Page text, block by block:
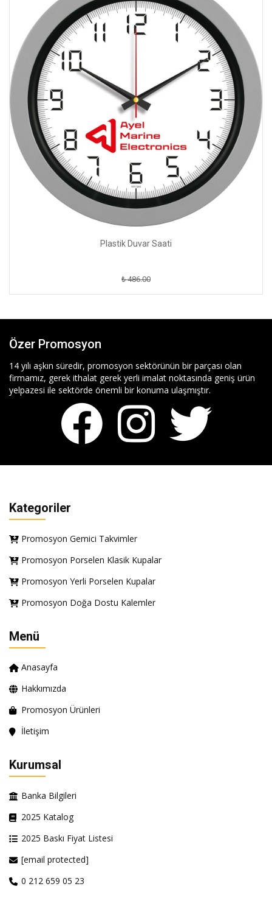
Plastik Duvar Saati
₺ 486.00
Özer Promosyon
14 yılı aşkın süredir, promosyon sektörünün bir parçası olan
firmamız, gerek ithalat gerek yerli imalat noktasında geniş ürün
yelpazesi ile sektörde önemli bir konuma ulaşmıştır.
Kategoriler
Promosyon Gemici Takvimler
Promosyon Porselen Klasik Kupalar
Promosyon Yerli Porselen Kupalar
Promosyon Doğa Dostu Kalemler
Menü
Anasayfa
Hakkımızda
Promosyon Ürünleri
İletişim
Kurumsal
Banka Bilgileri
2025 Katalog
2025 Baskı Fiyat Listesi
[email protected]
0 212 659 05 23